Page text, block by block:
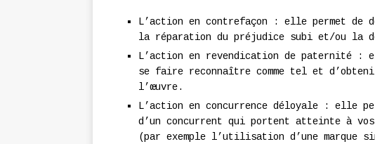
L’action en contrefaçon : elle permet de
la réparation du préjudice subi et/ou la
L’action en revendication de paternité :
se faire reconnaître comme tel et
l’œuvre.
L’action en concurrence déloyale : elle
d’un concurrent qui portent atteinte à
(par exemple l’utilisation d’une marque